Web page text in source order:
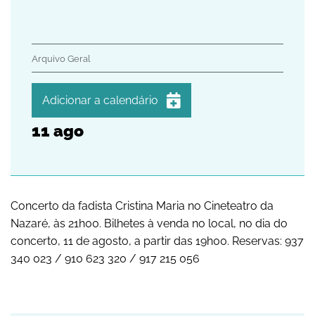
Arquivo Geral
Adicionar a calendário
iCalendar
Outlook
Outlook Online
Yahoo! Calendar
11 ago
Concerto da fadista Cristina Maria no Cineteatro da
Nazaré, às 21h00. Bilhetes à venda no local, no dia do
concerto, 11 de agosto, a partir das 19h00. Reservas: 937
340 023 / 910 623 320 / 917 215 056